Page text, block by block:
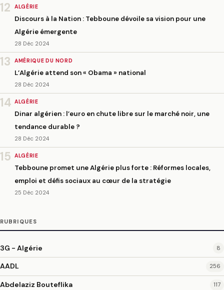
12 ALGÉRIE
Discours à la Nation : Tebboune dévoile sa vision pour une
Algérie émergente
28 Déc 2024
13 AMÉRIQUE DU NORD
L’Algérie attend son « Obama » national
28 Déc 2024
14 ALGÉRIE
Dinar algérien : l’euro en chute libre sur le marché noir, une
tendance durable ?
28 Déc 2024
15 ALGÉRIE
Tebboune promet une Algérie plus forte : Réformes locales,
emploi et défis sociaux au cœur de la stratégie
25 Déc 2024
RUBRIQUES
3G - Algérie 8
AADL 256
Abdelaziz Bouteflika 117